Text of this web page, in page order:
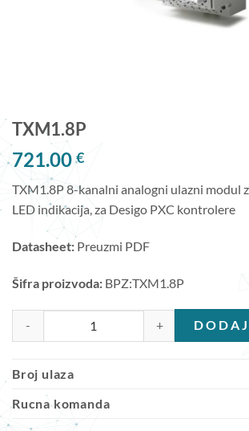
TXM1.8P
721.00€
TXM1.8P 8-kanalni analogni ulazni modul
LED indikacija, za Desigo PXC kontrolere
Datasheet: Preuzmi PDF
Šifra proizvoda: BPZ:TXM1.8P
Broj ulaza
Rucna komanda